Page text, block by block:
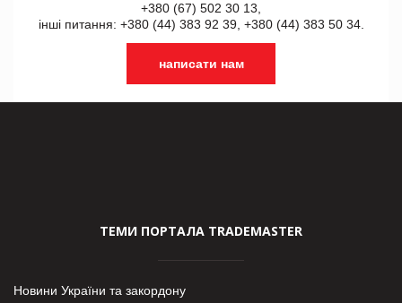
+380 (67) 502 30 13,
інші питання: +380 (44) 383 92 39, +380 (44) 383 50 34.
написати нам
ТЕМИ ПОРТАЛА TRADEMASTER
Новини України та закордону